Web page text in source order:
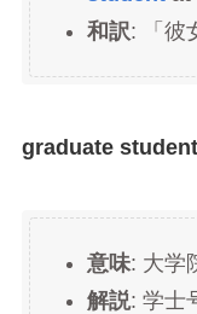
和訳: 「彼
graduate student
意味: 大学
解説: 学士